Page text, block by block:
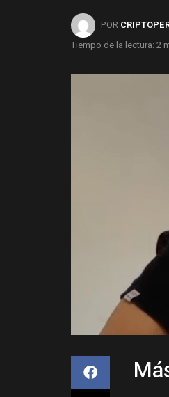
POR
Tiempo de la lectura: 2